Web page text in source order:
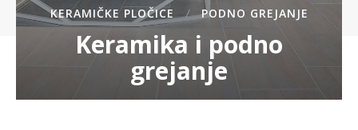
KERAMIČKE PLOČICE PODNO GREJANJE
Keramika i podno
grejanje